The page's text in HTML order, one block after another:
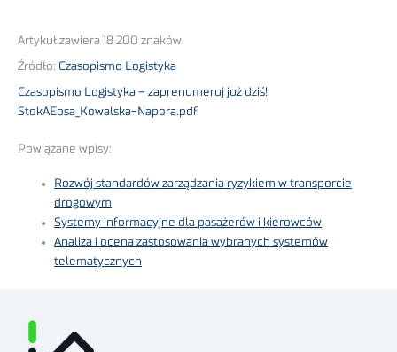
Artykuł zawiera 18 200 znaków.
Źródło: Czasopismo Logistyka
Czasopismo Logistyka – zaprenumeruj już dziś!
StokAEosa_Kowalska-Napora.pdf
Powiązane wpisy:
Rozwój standardów zarządzania ryzykiem w transporcie
drogowym
Systemy informacyjne dla pasażerów i kierowców
Analiza i ocena zastosowania wybranych systemów
telematycznych